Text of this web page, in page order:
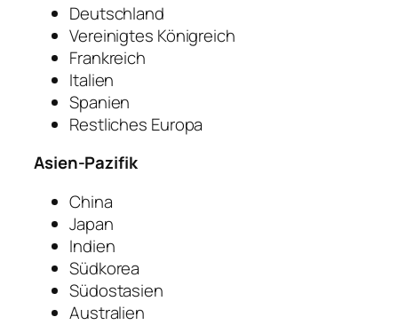
Deutschland
Vereinigtes Königreich
Frankreich
Italien
Spanien
Restliches Europa
Asien-Pazifik
China
Japan
Indien
Südkorea
Südostasien
Australien